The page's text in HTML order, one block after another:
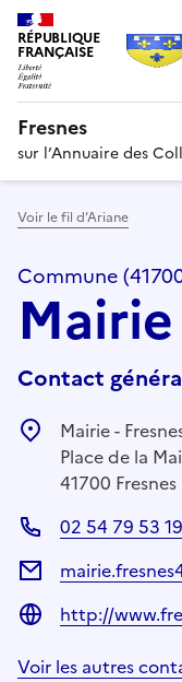
RÉPUBLIQUE
FRANÇAISE
Fresnes
sur l’Annuaire des
Voir le fil d’Ariane
Commune
Contact
Mairie -
Place de la
41700 Fresnes
02 54 79 53 19
http://
Voir les autres